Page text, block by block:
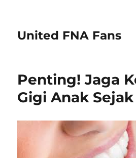
United FNA Fans
Penting! Jaga
Gigi Anak